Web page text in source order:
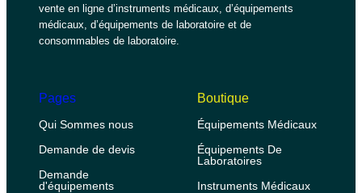
vente en ligne d’instruments médicaux, d’équipements
médicaux, d’équipements de laboratoire et de
consommables de laboratoire.
Pages
Qui Sommes nous
Demande de devis
Demande
d'équipements
Boutique
Équipements Médicaux
Équipements De
Laboratoires
Instruments Médicaux